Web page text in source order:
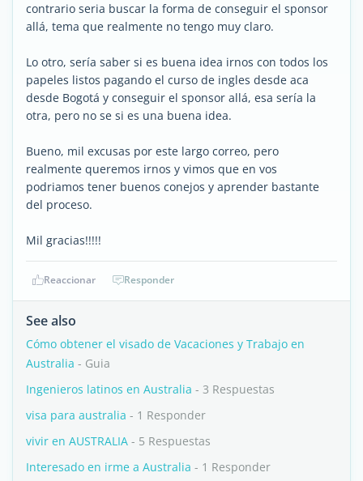
contrario seria buscar la forma de conseguir el sponsor
allá, tema que realmente no tengo muy claro.
Lo otro, sería saber si es buena idea irnos con todos los
papeles listos pagando el curso de ingles desde aca
desde Bogotá y conseguir el sponsor allá, esa sería la
otra, pero no se si es una buena idea.
Bueno, mil excusas por este largo correo, pero
realmente queremos irnos y vimos que en vos
podriamos tener buenos conejos y aprender bastante
del proceso.
Mil gracias!!!!!
Reaccionar Responder
See also
Cómo obtener el visado de Vacaciones y Trabajo en
Australia - Guia
Ingenieros latinos en Australia - 3 Respuestas
visa para australia - 1 Responder
vivir en AUSTRALIA - 5 Respuestas
Interesado en irme a Australia - 1 Responder